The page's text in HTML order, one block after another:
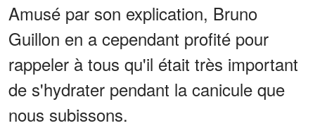
Amusé par son explication, Bruno
Guillon en a cependant profité pour
rappeler à tous qu'il était très important
de s'hydrater pendant la canicule que
nous subissons.